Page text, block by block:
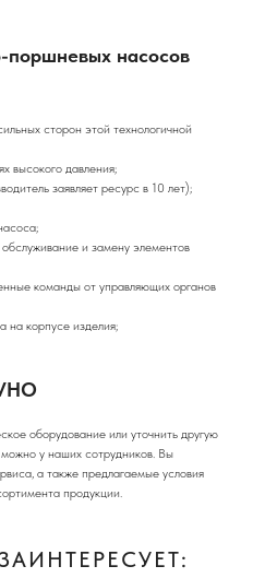
поршневых насосов
сторон этой технологичной
давления;
заявляет ресурс в 10 лет);
и замену элементов
команды от управляющих органов
корпусе изделия;
оборудование или уточнить другую
у наших сотрудников. Вы
а также предлагаемые условия
продукции.